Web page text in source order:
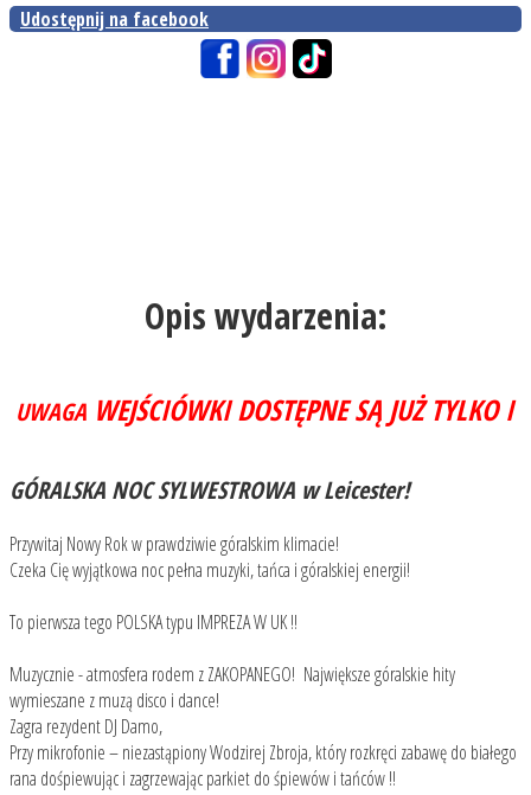
Udostępnij na facebook
Opis wydarzenia:
UWAGA WEJŚCIÓWKI DOSTĘPNE SĄ JUŻ TYLKO
GÓRALSKA NOC SYLWESTROWA w Leicester!
Przywitaj Nowy Rok w prawdziwie góralskim klimacie!
Czeka Cię wyjątkowa noc pełna muzyki, tańca i góralskiej energii!
To pierwsza tego POLSKA typu IMPREZA W UK !!
Muzycznie - atmosfera rodem z ZAKOPANEGO! Największe góralskie hity
wymieszane z muzą disco i dance!
Zagra rezydent DJ Damo,
Przy mikrofonie – niezastąpiony Wodzirej Zbroja, który rozkręci zabawę do białego
rana dośpiewując i zagrzewając parkiet do śpiewów i tańców !!